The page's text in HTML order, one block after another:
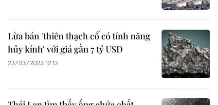
Lừa bán 'thiên thạch cổ có tính năng
hủy kính' với giá gần 7 tỷ USD
23/03/2023 12:13